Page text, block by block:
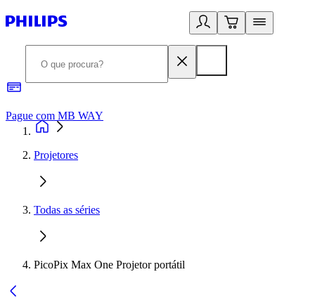
Pague com MB WAY
Projetores
Todas as séries
PicoPix Max One Projetor portátil